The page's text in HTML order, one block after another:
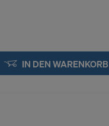
IN DEN WARENKORB